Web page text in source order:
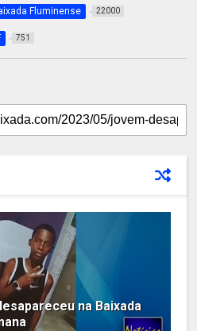
Fluminense 22000
751
na Baixada